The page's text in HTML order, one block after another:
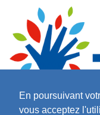
En poursuivant
vous acceptez